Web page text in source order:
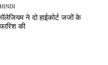
ने दो हाईकोर्ट जजों के
की